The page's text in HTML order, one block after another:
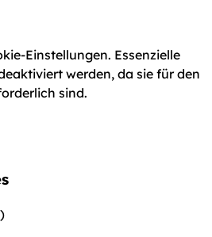
Einstellungen. Essenzielle
werden, da sie für den
sind.